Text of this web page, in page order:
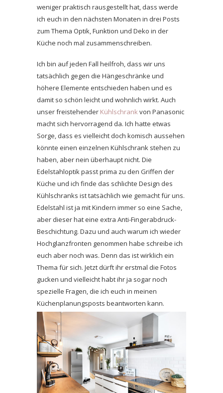
weniger praktisch rausgestellt hat, dass werde
ich euch in den nächsten Monaten in drei Posts
zum Thema Optik, Funktion und Deko in der
Küche noch mal zusammenschreiben.
Ich bin auf jeden Fall heilfroh, dass wir uns
tatsächlich gegen die Hängeschränke und
höhere Elemente entschieden haben und es
damit so schön leicht und wohnlich wirkt. Auch
unser freistehender Kühlschrank von Panasonic
macht sich hervorragend da. Ich hatte etwas
Sorge, dass es vielleicht doch komisch aussehen
könnte einen einzelnen Kühlschrank stehen zu
haben, aber nein überhaupt nicht. Die
Edelstahloptik passt prima zu den Griffen der
Küche und ich finde das schlichte Design des
Kühlschranks ist tatsächlich wie gemacht für uns.
Edelstahl ist ja mit Kindern immer so eine Sache,
aber dieser hat eine extra Anti-Fingerabdruck-
Beschichtung. Dazu und auch warum ich wieder
Hochglanzfronten genommen habe schreibe ich
euch aber noch was. Denn das ist wirklich ein
Thema für sich. Jetzt dürft ihr erstmal die Fotos
gucken und vielleicht habt ihr ja sogar noch
spezielle Fragen, die ich euch in meinen
Küchenplanungsposts beantworten kann.